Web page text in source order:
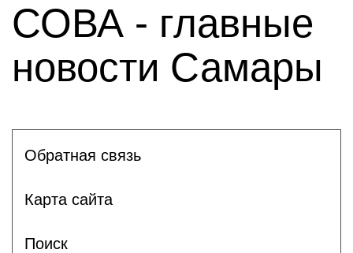
СОВА - главные
новости Самары
Обратная связь
Карта сайта
Поиск